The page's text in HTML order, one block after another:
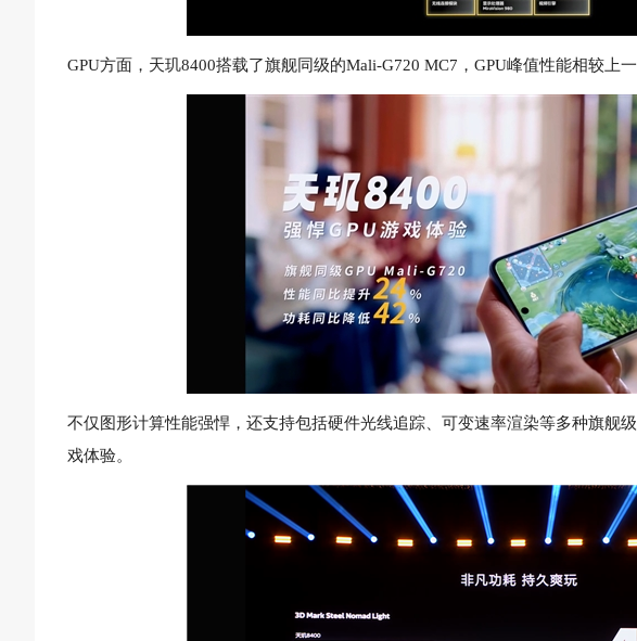
GPU方面，天玑8400搭载了旗舰同级的Mali-G720 MC7，GPU峰值性能相较上
不仅图形计算性能强悍，还支持包括硬件光线追踪、可变速率渲染等多种旗舰
戏体验。